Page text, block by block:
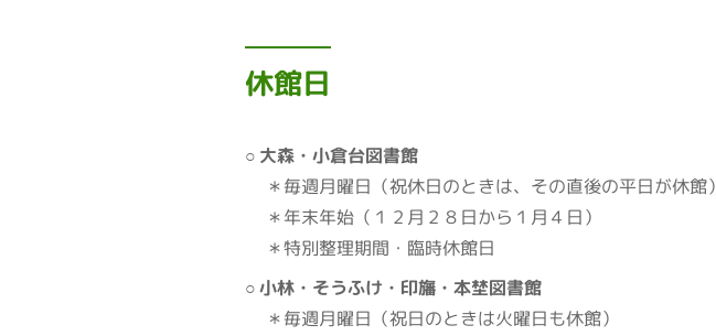
休館日
大森・小倉台図書館
＊毎週月曜日（祝休日のときは、その直後の平日が休館）
＊年末年始（１２月２８日から１月４日）
＊特別整理期間・臨時休館日
小林・そうふけ・印旛・本埜図書館
＊毎週月曜日（祝日のときは火曜日も休館）